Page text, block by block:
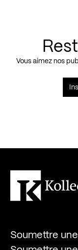
Vous aimez nos
Soumettre